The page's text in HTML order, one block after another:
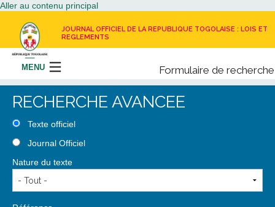
Aller au contenu principal
JOURNAL OFFICIEL DE LA REPUBLIQUE TOGOLAISE : LOIS ET
REGLEMENTS
Formulaire de recherche
Rechercher
MENU
LE JOURNAL OFFICIEL
RECEVOIR LE JOURNAL OFFICIEL
NOUS CONTACTER
RECHERCHE AVANCEE
Texte officiel
Journal Officiel
Nature du texte